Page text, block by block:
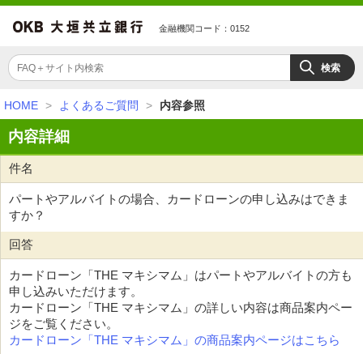
金融機関コード：0152
HOME > よくあるご質問 > 内容参照
内容詳細
件名
パートやアルバイトの場合、カードローンの申し込みはできま
すか？
回答
カードローン「THE マキシマム」はパートやアルバイトの方も
申し込みいただけます。
カードローン「THE マキシマム」の詳しい内容は商品案内ペー
ジをご覧ください。
カードローン「THE マキシマム」の商品案内ページはこちら